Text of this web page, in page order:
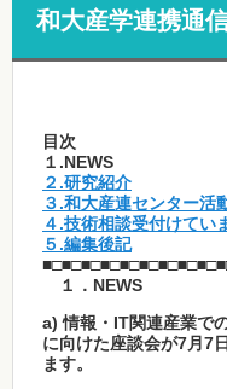
和大産学連携通
目次
１.NEWS
２.研究紹介
３.和大産連センター活
４.技術相談受付けてい
５.編集後記
１．NEWS
a) 情報・IT関連産業で
に向けた座談会が7月7
ます。